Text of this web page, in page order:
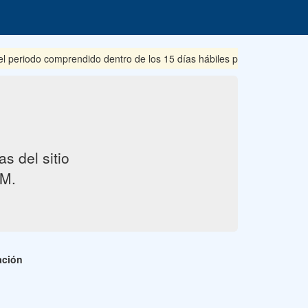
comprendido dentro de los 15 días hábiles posteriores a su
del sitio